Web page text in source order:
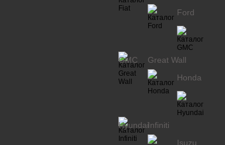
Ford
GMC
Great Wall
Honda
HyundaiInfiniti
Isuzu